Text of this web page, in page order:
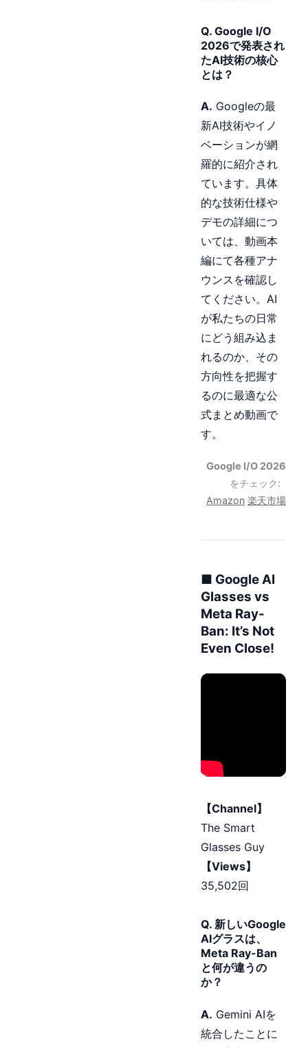
Q. Google I/O
2026で発表され
たAI技術の核心
とは？
A. Googleの最
新AI技術やイノ
ベーションが網
羅的に紹介され
ています。具体
的な技術仕様や
デモの詳細につ
いては、動画本
編にて各種アナ
ウンスを確認し
てください。AI
が私たちの日常
にどう組み込ま
れるのか、その
方向性を把握す
るのに最適な公
式まとめ動画で
す。
Google I/O 2026
をチェック:
Amazon 楽天市場
■ Google AI
Glasses vs
Meta Ray-
Ban: It’s Not
Even Close!
【Channel】
The Smart
Glasses Guy
【Views】
35,502回
Q. 新しいGoogle
AIグラスは、
Meta Ray-Ban
と何が違うの
か？
A. Gemini AIを
統合したことに